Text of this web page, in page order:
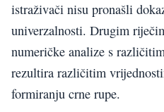
istraživači nisu pronašli
univerzalnosti. Drugim
numeričke analize s
rezultira različitim
formiranju crne rupe.